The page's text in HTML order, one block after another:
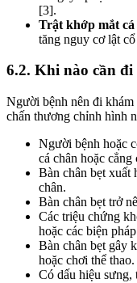
[3].
Trật khớp mắt
tăng nguy cơ lật
6.2. Khi nào cần đi
Người bệnh nên đi
chấn thương chỉnh hình
Người bệnh hoặc
cá chân hoặc cẳng
Bàn chân bẹt xuất
chân.
Bàn chân bẹt trở
Các triệu chứng
hoặc các biện
Bàn chân bẹt gây
hoặc chơi thể thao.
Có dấu hiệu sưng,